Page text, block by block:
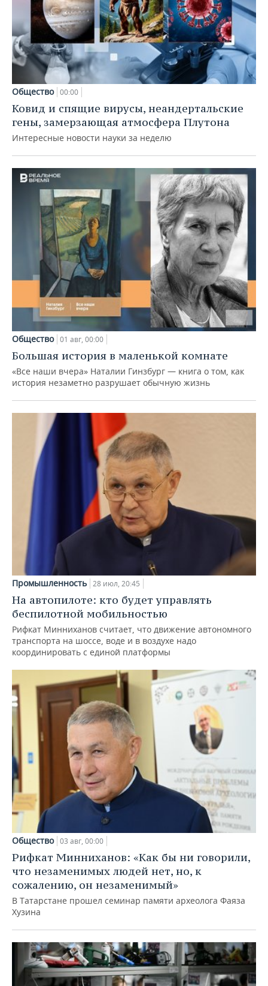
Общество 00:00
Ковид и спящие вирусы, неандертальские
гены, замерзающая атмосфера Плутона
Интересные новости науки за неделю
Общество 01 авг, 00:00
Большая история в маленькой комнате
«Все наши вчера» Наталии Гинзбург — книга о том, как
история незаметно разрушает обычную жизнь
Промышленность 28 июл, 20:45
На автопилоте: кто будет управлять
беспилотной мобильностью
Рифкат Минниханов считает, что движение автономного
транспорта на шоссе, воде и в воздухе надо
координировать с единой платформы
Общество 03 авг, 00:00
Рифкат Минниханов: «Как бы ни говорили,
что незаменимых людей нет, но, к
сожалению, он незаменимый»
В Татарстане прошел семинар памяти археолога Фаяза
Хузина